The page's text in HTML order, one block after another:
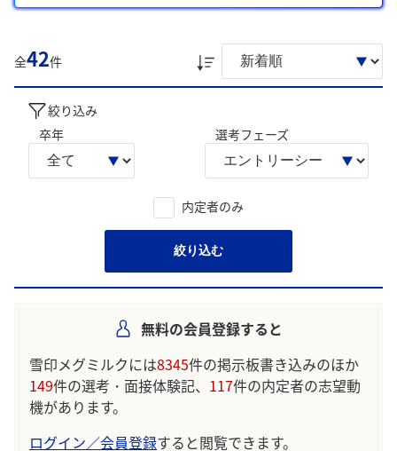
また、学生は主に「乳製品の栄養価を活かし生活者の健康に
貢献する志向」、「課題解決のための主体性と周囲を巻き込
む推進力」について回答に含める傾向が多く見られました。
学生の声を就職活動の参考にしましょう。
※AIを使用し、過去3年間のユーザー投稿を要約しています。実際
のユーザの投稿は下記の一覧からご確認ください。
全42件
絞り込み
卒年
選考フェーズ
内定者のみ
絞り込む
無料の会員登録すると
雪印メグミルクには8345件の掲示板書き込みのほか
149件の選考・面接体験記、 117件の内定者の志望動
機があります。
ログイン／会員登録すると閲覧できます。